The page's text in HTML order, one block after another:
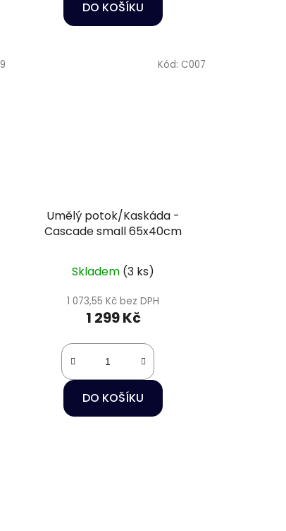
DO KOŠÍKU
Umělý potok/Kaskáda -
Cascade small 65x40cm
Skladem (3 ks)
1 073,55 Kč bez DPH
1 299 Kč
DO KOŠÍKU
Kód: C007